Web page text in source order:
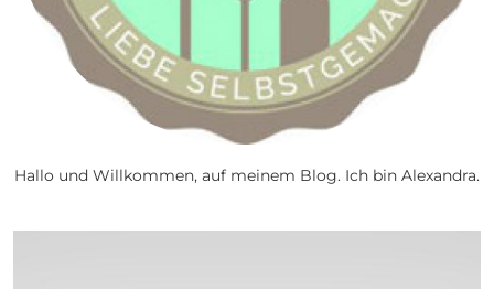
Hallo und Willkommen, auf meinem Blog. Ich bin Alexandra.